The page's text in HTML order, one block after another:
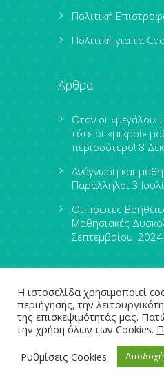
Πολιτική
Πολιτική για τα
Άρθρα
Όταν οι «μεγάλοι»
τότε οι «μικροί»
περισσότερο! 8
Ανάγνωση και
Παράλληλοι 3
Οι πρώτες
Μαθησιακές
Σεπτεμβρίου, 2024
Η ιστοσελίδα χρησιμοποιεί
περιήγησης, την
της επισκεψιμότητάς μας.
την χρήση όλων των Cookies.
Ρυθμίσεις Cookies
Αποδοχή